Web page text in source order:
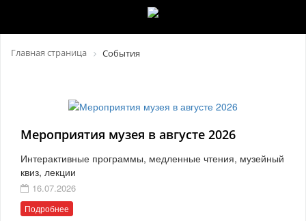
Главная страница События
Мероприятия музея в августе 2026
Интерактивные программы, медленные чтения, музейный
квиз, лекции
16.07.2026
Подробнее